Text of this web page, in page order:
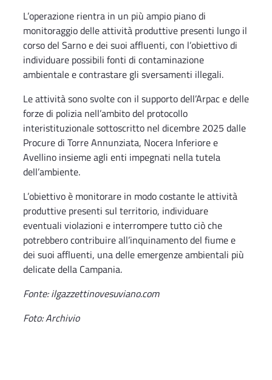
L’operazione rientra in un più ampio piano di
monitoraggio delle attività produttive presenti lungo il
corso del Sarno e dei suoi affluenti, con l’obiettivo di
individuare possibili fonti di contaminazione
ambientale e contrastare gli sversamenti illegali.
Le attività sono svolte con il supporto dell’Arpac e delle
forze di polizia nell’ambito del protocollo
interistituzionale sottoscritto nel dicembre 2025 dalle
Procure di Torre Annunziata, Nocera Inferiore e
Avellino insieme agli enti impegnati nella tutela
dell’ambiente.
L’obiettivo è monitorare in modo costante le attività
produttive presenti sul territorio, individuare
eventuali violazioni e interrompere tutto ciò che
potrebbero contribuire all’inquinamento del fiume e
dei suoi affluenti, una delle emergenze ambientali più
delicate della Campania.
Fonte: ilgazzettinovesuviano.com
Foto: Archivio